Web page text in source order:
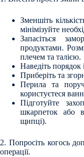
Зменшіть
мінімізуйте
Запасіться
продуктами.
плечем та талією.
Наведіть порядок
Приберіть та
Перила та
користуєтеся
Підготуйте
шкарпеток або
щипці).
2. Попросіть когось
операції.